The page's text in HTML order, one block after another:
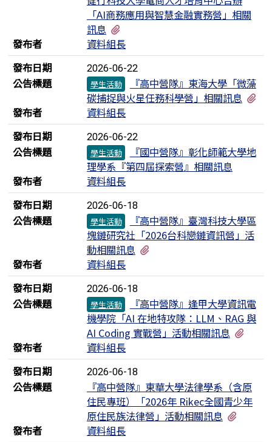
「AI商務應用與智慧金融實務營」相關
訊息
發布者
資料組長
發布日期
2026-06-22
公告標題 學生活動
『高中營隊』東海大學「微藻
碳捕捉與火星任務科學營」相關訊息
發布者
資料組長
發布日期
2026-06-22
公告標題 學生活動
『國中營隊』彰化師範大學地
理學系『第四屆探索營』相關訊息
發布者
資料組長
發布日期
2026-06-18
公告標題 學生活動
『高中營隊』臺灣科技大學區
塊鏈研究社「2026台科戀鏈資訊營」活
動相關訊息
發布者
資料組長
發布日期
2026-06-18
公告標題 學生活動
『高中營隊』逢甲大學資訊電
機學院「AI 在地特攻隊：LLM、RAG 與
AI Coding 實戰營」活動相關訊息
發布者
資料組長
發布日期
2026-06-18
公告標題
『高中營隊』東華大學法律學系（含原
住民專班）「2026年 Rikec全國青少年
原住民族法律營」活動相關訊息
發布者
資料組長